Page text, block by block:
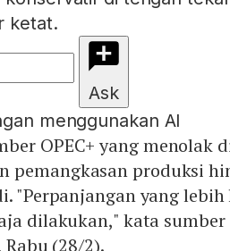
ketat.
Ask
menggunakan AI
OPEC+ yang menolak
pemangkasan produksi
"Perpanjangan yang
dilakukan," kata sumber
(28/2).